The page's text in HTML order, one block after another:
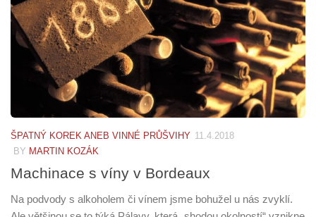
ŠPATNÝ KOREK ANEB VINNÉ PRŮŠVIHY 11.4.2018
BY MARTIN KOZÁK
Machinace s víny v Bordeaux
Na podvody s alkoholem či vínem jsme bohužel u nás zvyklí.